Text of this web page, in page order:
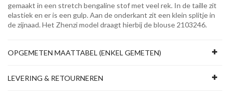
gemaakt in een stretch bengaline stof met veel rek. In de taille zit
elastiek en er is een gulp. Aan de onderkant zit een klein splitje in
de zijnaad. Het Zhenzi model draagt hierbij de blouse 2103246.
OPGEMETEN MAATTABEL (ENKEL GEMETEN)
LEVERING & RETOURNEREN